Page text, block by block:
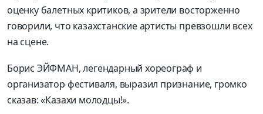
оценку балетных критиков, а зрители восторженно
говорили, что казахстанские артисты превзошли всех
на сцене.
Борис ЭЙФМАН, легендарный хореограф и
организатор фестиваля, выразил признание, громко
сказав: «Казахи молодцы!».